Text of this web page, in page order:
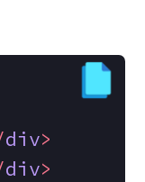
div>
div>